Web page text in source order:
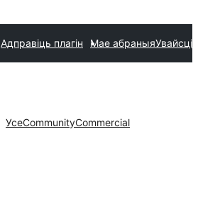
Адправіць плагін Мае абраныяУвайсці
УсеCommunityCommercial